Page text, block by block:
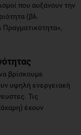
που αυξάνουν την
(βλ.
βρίσκουμε
υψηλή ενεργειακή
Τις
έχουν